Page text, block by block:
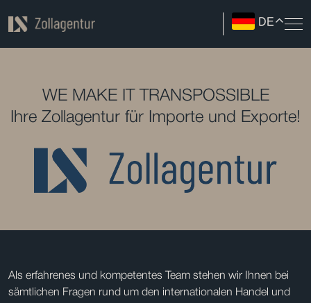
DE
WE MAKE IT TRANSPOSSIBLE
Ihre Zollagentur für Importe und Exporte!
Als erfahrenes und kompetentes Team stehen wir Ihnen bei
sämtlichen Fragen rund um den internationalen Handel und